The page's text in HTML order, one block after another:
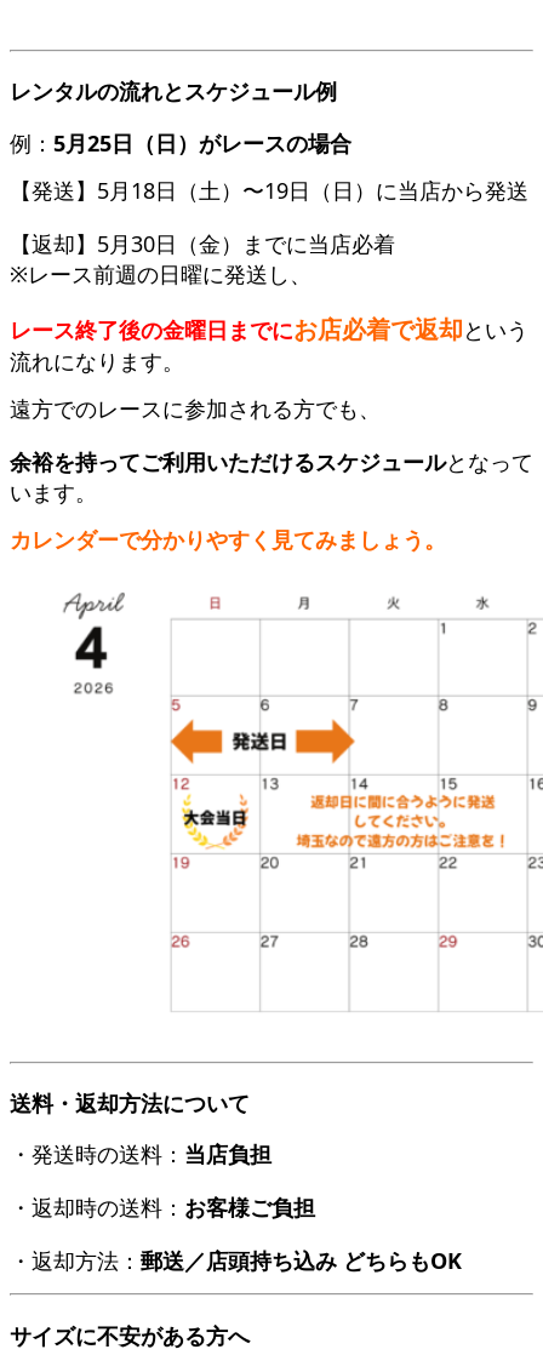
レンタルの流れとスケジュール例
例： 5月25日（日）がレースの場合
【発送】5月18日（土）〜19日（日）に当店から発送
【返却】5月30日（金）までに当店必着
※レース前週の日曜に発送し、
レース終了後の金曜日までにお店必着で返却という
流れになります。
遠方でのレースに参加される方でも、
余裕を持ってご利用いただけるスケジュールとなって
います。
カレンダーで分かりやすく見てみましょう。
送料・返却方法について
・発送時の送料： 当店負担
・返却時の送料： お客様ご負担
・返却方法： 郵送／店頭持ち込み どちらもOK
サイズに不安がある方へ